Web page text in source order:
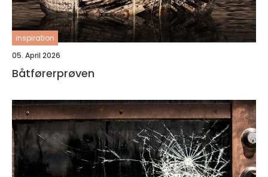
inspiration
05. April 2026
Båtførerprøven